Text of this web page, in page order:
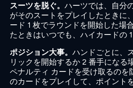
スーツを脱ぐ。 ハーツでは、自分
がそのスートをプレイしたときに
ード 1 枚でラウンドを開始した場
たときはいつでも、ハイカードの
ポジション大事。 ハンドごとに、
リックを開始するか 2 番手にな
ペナルティ カードを受け取るの
のカードをプレイして、ポイント